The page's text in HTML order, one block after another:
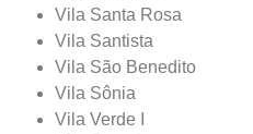
Vila Santa Rosa
Vila Santista
Vila São Benedito
Vila Sônia
Vila Verde I